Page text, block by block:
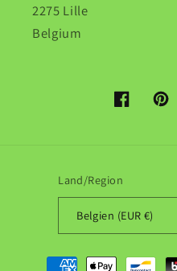
2275 Lille
Belgium
Facebook
Land/Region
Belgien (EUR €)
Zahlungsmethoden